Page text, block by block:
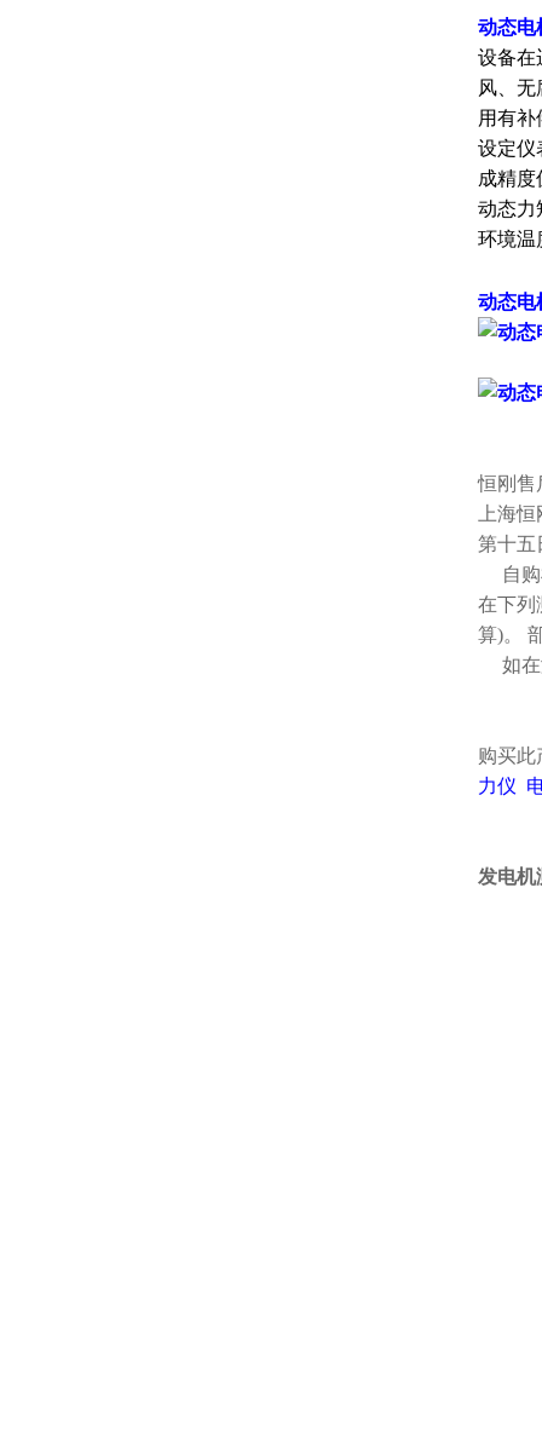
动态电
设备在
风、
用有
设定仪
成精
动态力
环境温
动态电
恒刚
上海
第十五
自购
在下列
算)。
如在
购买此
力仪
发电机